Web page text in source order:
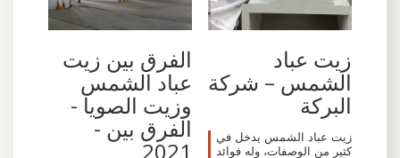
زيت عباد
الشمس – شركة
البركة
زيت عباد الشمس يدخل في
كثير من الوصفات، وله فوائد
الفرق بين زيت
عباد الشمس
وزيت الصويا -
الفرق بين -
2021